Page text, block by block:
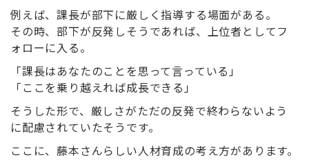
例えば、課長が部下に厳しく指導する場面がある。
その時、部下が反発しそうであれば、上位者としてフ
ォローに入る。
「課長はあなたのことを思って言っている」
「ここを乗り越えれば成長できる」
そうした形で、厳しさがただの反発で終わらないよう
に配慮されていたそうです。
ここに、藤本さんらしい人材育成の考え方があります。